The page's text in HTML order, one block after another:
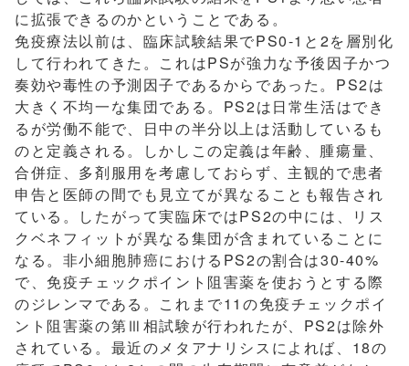
に拡張できるのかということである。
免疫療法以前は、臨床試験結果でPS0-1と2を層別化
して行われてきた。これはPSが強力な予後因子かつ
奏効や毒性の予測因子であるからであった。PS2は
大きく不均一な集団である。PS2は日常生活はでき
るが労働不能で、日中の半分以上は活動しているも
のと定義される。しかしこの定義は年齢、腫瘍量、
合併症、多剤服用を考慮しておらず、主観的で患者
申告と医師の間でも見立てが異なることも報告され
ている。したがって実臨床ではPS2の中には、リス
クベネフィットが異なる集団が含まれていることに
なる。非小細胞肺癌におけるPS2の割合は30-40%
で、免疫チェックポイント阻害薬を使おうとする際
のジレンマである。これまで11の免疫チェックポイ
ント阻害薬の第Ⅲ相試験が行われたが、PS2は除外
されている。最近のメタアナリシスによれば、18の